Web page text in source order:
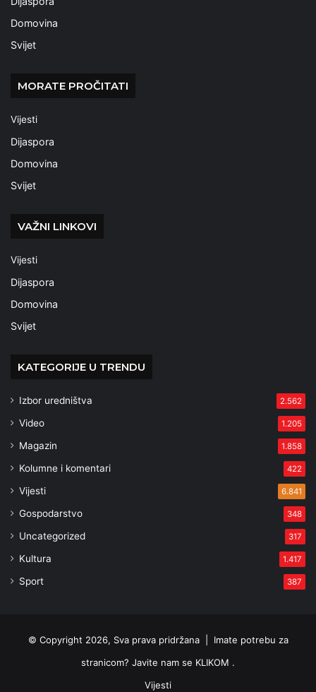
Domovina
Svijet
MORATE PROČITATI
Vijesti
Dijaspora
Domovina
Svijet
VAŽNI LINKOVI
Vijesti
Dijaspora
Domovina
Svijet
KATEGORIJE U TRENDU
Izbor uredništva 2.562
Video 1.205
Magazin 1.858
Kolumne i komentari 422
Vijesti 6.841
Gospodarstvo 348
Uncategorized 317
Kultura 1.417
Sport 387
© Copyright 2026, Sva prava pridržana | Imate potrebu za
stranicom? Javite nam se KLIKOM .
Vijesti